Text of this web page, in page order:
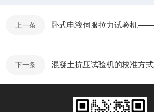
上一条
下一条 混凝土抗压试验机的校准方式